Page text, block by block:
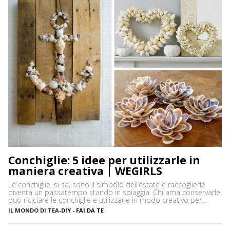
Conchiglie: 5 idee per utilizzarle in
maniera creativa | WEGIRLS
Le conchiglie, si sa, sono il simbolo dell’estate e raccoglierle
diventa un passatempo stando in spiaggia. Chi ama conservarle,
può riciclare le conchiglie e utilizzarle in modo creativo per
decorare oggetti fai da te, soprattutto per arredare la casa al
mare. Attenzione però, perché non tutte possono essere
IL MONDO DI TEA-DIY - FAI DA TE